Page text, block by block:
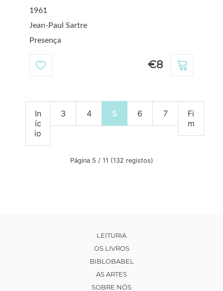
1961
Jean-Paul Sartre
Presença
€8
In
íc
io
3 4 5 6 7
Fi
m
Página 5 / 11 (132 registos)
LEITURIA
OS LIVROS
BIBLOBABEL
AS ARTES
SOBRE NÓS